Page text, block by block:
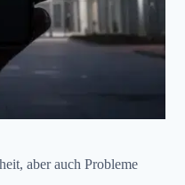
aber auch Probleme